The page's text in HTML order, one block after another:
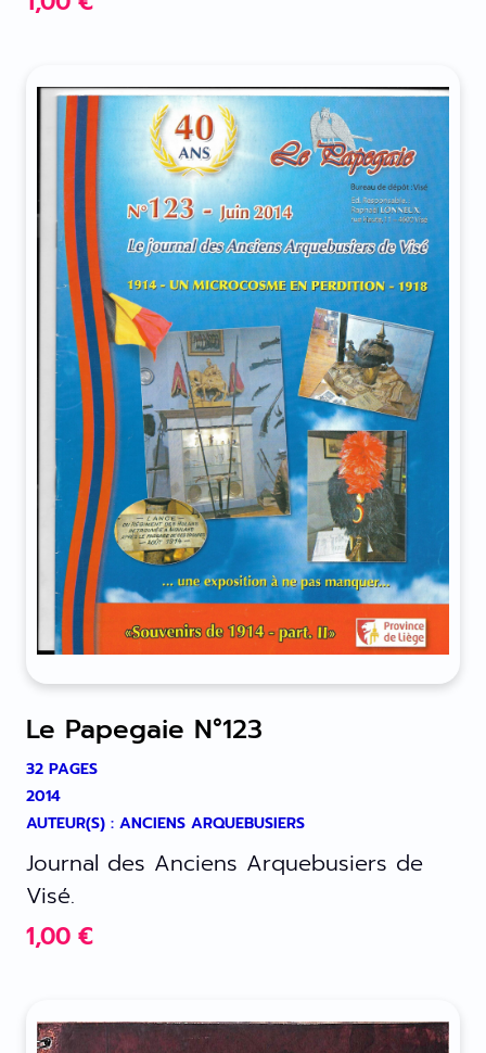
Le Papegaie N°123
32 PAGES
2014
AUTEUR(S) : ANCIENS ARQUEBUSIERS
Journal des Anciens Arquebusiers de
Visé.
1,00 €